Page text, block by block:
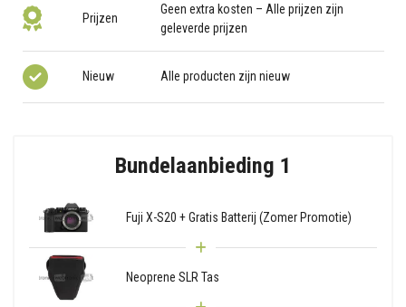
Prijzen
Geen extra kosten – Alle prijzen zijn
geleverde prijzen
Nieuw Alle producten zijn nieuw
Bundelaanbieding 1
Fuji X-S20 + Gratis Batterij (Zomer Promotie)
Neoprene SLR Tas